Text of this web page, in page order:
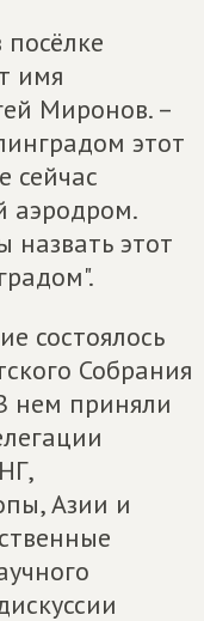
имя
Миронов. –
этот
сейчас
аэродром.
этот
состоялось
Собрания
нем приняли
Азии и